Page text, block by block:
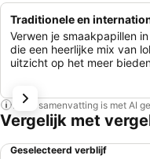
Traditionele en
Verwen je smaakpapillen
die een heerlijke mix van
uitzicht op het meer
Deze samenvatting is met AI
Vergelijk met
Geselecteerd verblijf